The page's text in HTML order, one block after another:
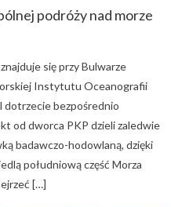
podróży nad morze
się przy Bulwarze
Instytutu Oceanografii
bezpośrednio
od dworca PKP dzieli zaledwie
badawczo-hodowlaną, dzięki
południową część Morza
[…]